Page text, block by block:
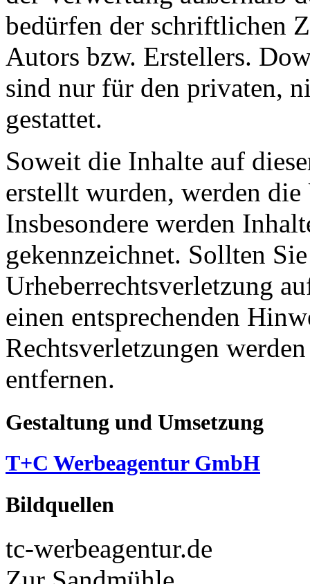
bedürfen der schriftlichen
Autors bzw. Erstellers.
sind nur für den privaten,
gestattet.
Soweit die Inhalte auf
erstellt wurden, werden
Insbesondere werden
gekennzeichnet. Sollten
Urheberrechtsverletzung
einen entsprechenden
Rechtsverletzungen
entfernen.
Gestaltung und Umsetzung
T+C Werbeagentur GmbH
Bildquellen
tc-werbeagentur.de